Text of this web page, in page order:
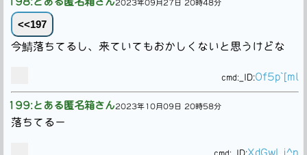
2023年09月27日 20時48分
<<197
今鯖落ちてるし、来ていてもおかしくないと思うけどな
cmd: _ID:Of5p`[ml
199:とある匿名箱さん2023年10月09日 20時58分
落ちてるー
cmd: _ID:XdGwLj^n